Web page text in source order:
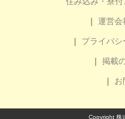
運営会
プライバシ
掲載
お
Copyright 株